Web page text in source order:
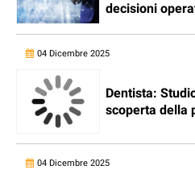
decisioni
04 Dicembre 2025
Dentista:
scoperta della
04 Dicembre 2025